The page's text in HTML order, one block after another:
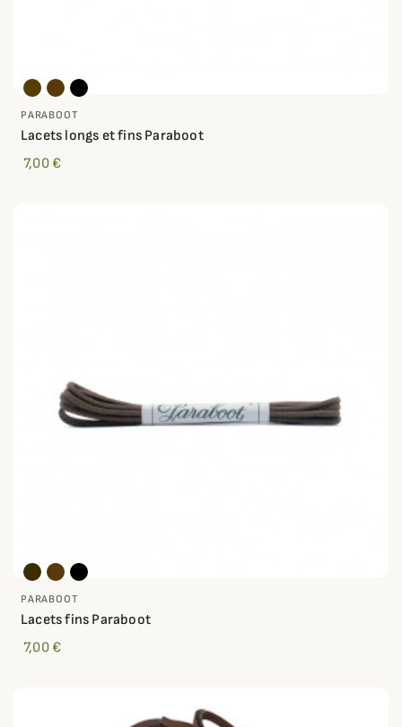
PARABOOT
Lacets longs et fins Paraboot
7,00 €
PARABOOT
Lacets fins Paraboot
7,00 €